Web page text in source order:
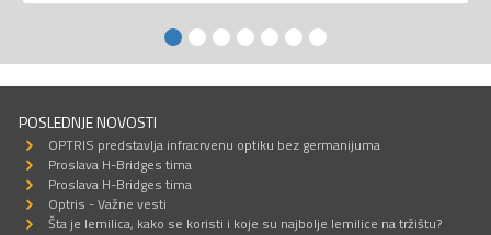
POSLEDNJE NOVOSTI
OPTRIS predstavlja infracrvenu optiku bez germanijuma
Proslava H-Bridges tima
Proslava H-Bridges tima
Optris - Važne vesti
Šta je lemilica, kako se koristi i koje su najbolje lemilice na tržištu?